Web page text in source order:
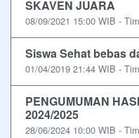
SKAVEN JUARA
08/09/2021 15:00 WIB -
Siswa Sehat bebas
01/04/2019 21:44 WIB -
PENGUMUMAN
2024/2025
28/06/2024 10:00 WIB -